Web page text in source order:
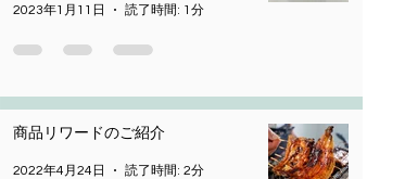
2023年1月11日 読了時間: 1分
商品リワードのご紹介
2022年4月24日 読了時間: 2分